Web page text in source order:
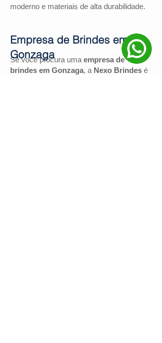
moderno e materiais de alta durabilidade.
Se você procura uma empresa de
brindes em Gonzaga, a Nexo Brindes é
Empresa de Brindes em
Gonzaga